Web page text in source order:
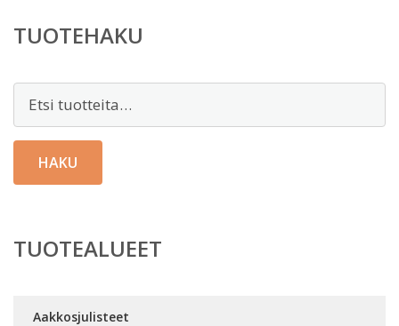
TUOTEHAKU
Etsi:
HAKU
TUOTEALUEET
Aakkosjulisteet